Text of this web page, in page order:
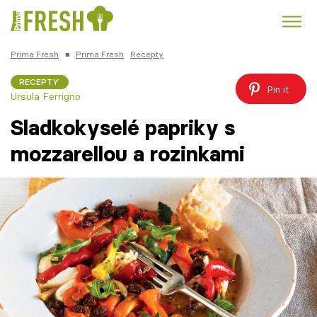
Česká kuchyně
Témata
Recepty
Články
TV Program
Prima Fresh ■ Prima Fresh Recepty
RECEPTY
Ursula Ferrigno
Pin it
Sladkokyselé papriky s
mozzarellou a rozinkami